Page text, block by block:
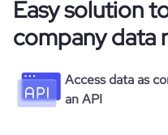
Easy solution
company data
Access data as
an API